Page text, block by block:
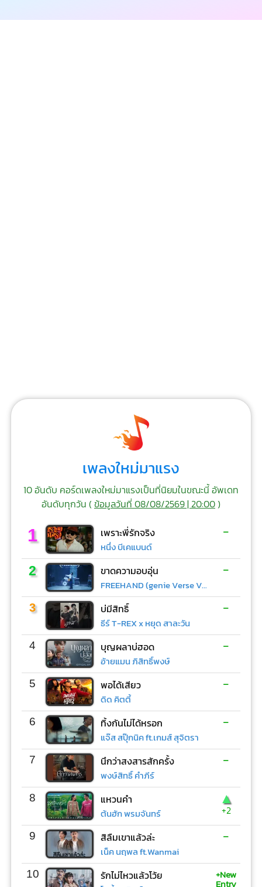
เพลงใหม่มาแรง
10 อันดับ คอร์ดเพลงใหม่มาแรงเป็นที่นิยมในขณะนี้ อัพเดท
อันดับทุกวัน (ข้อมูลวันที่ 08/08/2569 | 20:00)
1 เพราะพี่รักจริง
หนึ่ง บีเคแบนด์
-
2 ขาดความอบอุ่น
FREEHAND (genie Verse Vol.1)
-
3 บ่มีสิทธิ์
ธีร์ T-REX x หยุด สาละวัน
-
4 บุญผลาบ่ฮอด
อ้ายแมน ภิสิทธิ์พงษ์
-
5 พอได้เสียว
ดิด คิตตี้
-
6 ทิ้งกันไม่ได้หรอก
แจ๊ส สปุ๊กนิค ft.เกมส์ สุจิตรา
-
7 นึกว่าสงสารสักครั้ง
พงษ์สิทธิ์ คำภีร์
-
8 แหวนคำ
ต้นฮัก พรมจันทร์
▲
+2
9 สิลืมเขาแล้วล่ะ
เน็ค นฤพล ft.Wanmai
-
10 รักไม่ไหวแล้วโว้ย +New
Entry